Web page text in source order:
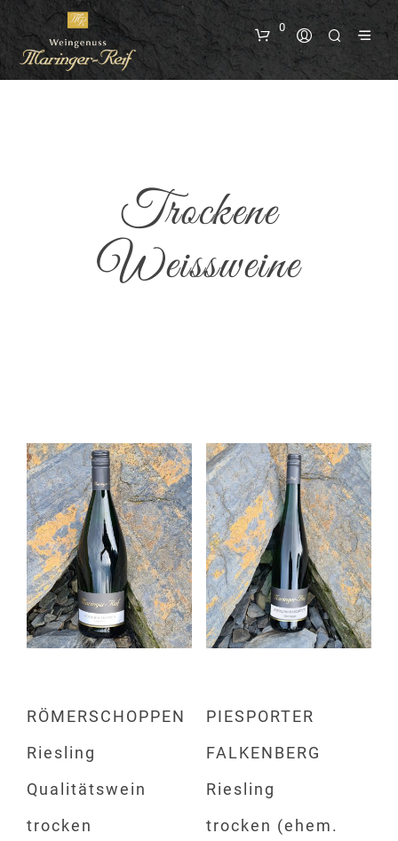
0
Trockene
Weissweine
RÖMERSCHOPPEN
Riesling
Qualitätswein
trocken
PIESPORTER
FALKENBERG
Riesling
trocken (ehem.